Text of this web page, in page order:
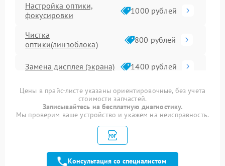
Настройка оптики,
фокусировки
1000 рублей
Чистка
оптики(линзоблока)
800 рублей
Замена дисплея (экрана) 1400 рублей
Замена микрофона 800 рублей
Ремонт/замена
картоприемника(картридера)
800 рублей
Замена оптики 1800 рублей
Цены в прайс-листе указаны ориентировочные, без учета
стоимости запчастей.
Записывайтесь на бесплатную диагностику.
Мы проверим ваше устройство и укажем на неисправность.
Консультация со специалистом